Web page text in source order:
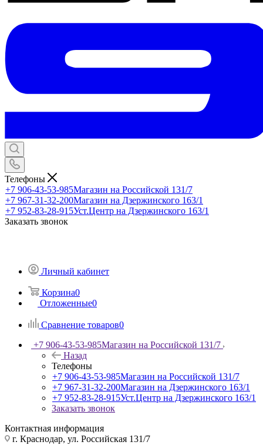
Телефоны
+7 906-43-53-985Магазин на Российской 131/7
+7 967-31-32-200Магазин на Дзержинского 163/1
+7 952-83-28-915Уст.Центр на Дзержинского 163/1
Заказать звонок
Личный кабинет
Корзина0
Отложенные0
Сравнение товаров0
+7 906-43-53-985Магазин на Российской 131/7
Назад
Телефоны
+7 906-43-53-985Магазин на Российской 131/7
+7 967-31-32-200Магазин на Дзержинского 163/1
+7 952-83-28-915Уст.Центр на Дзержинского 163/1
Заказать звонок
Контактная информация
г. Краснодар, ул. Российская 131/7